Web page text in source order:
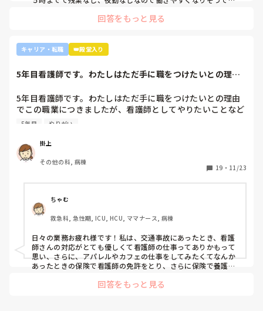
回答をもっと見る
キャリア・転職 👑殿堂入り
5年目看護師です。わたしはただ手に職をつけたいとの理由
5年目看護師です。わたしはただ手に職をつけたいとの理由
でこの職業につきましたが、看護師としてやりたいことなど
あまり考えたことがなく、ただ言われたことをやっているよ
続けてしまっています。
みなさんはどういったきっかけで看護師を目指したり、今の
科についていたりしますか？
笑
5年目 やりがい
掛上
その他の科, 病棟
19 ・ 11/23
ちゃむ
救急科, 急性期, ICU, HCU, ママナース, 病棟
日々の業務お疲れ様です！私は、交通事故にあったとき、看護
師さんの対応がとても優しくて看護師の仕事ってありかもって
思い、さらに、アパレルやカフェの仕事をしてみたくてなんか
あったときの保険で看護師の免許をとり、さらに保険で養護教
回答をもっと見る